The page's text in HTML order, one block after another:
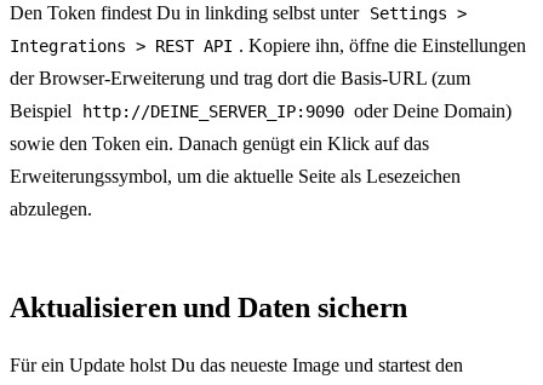
Den Token findest Du in linkding selbst unter Settings >
Integrations > REST API . Kopiere ihn, öffne die Einstellungen
der Browser-Erweiterung und trag dort die Basis-URL (zum
Beispiel
http://DEINE_SERVER_IP:9090 oder Deine Domain)
sowie den Token ein. Danach genügt ein Klick auf das
Erweiterungssymbol, um die aktuelle Seite als Lesezeichen
abzulegen.
Aktualisieren und Daten sichern
Für ein Update holst Du das neueste Image und startest den